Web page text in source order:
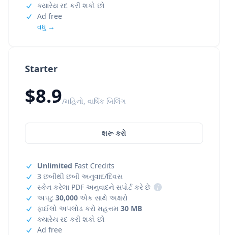
Starter
$8.9/મહિનો, વાર્ષિક બિલિંગ
શરૂ કરો
Unlimited Fast Credits
3 છબીથી છબી અનુવાદ/દિવસ
સ્કેન કરેલા PDF અનુવાદને સપોર્ટ કરે છે
i
અપટુ 30,000 એક સાથે અક્ષરો
ફાઈલો અપલોડ કરો મહત્તમ 30 MB
ક્યારેય રદ કરી શકો છો
Ad free
ક્યારેય રદ કરી શકો છો
Ad free
વધુ →